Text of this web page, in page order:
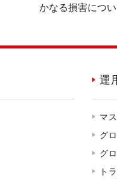
かなる損害につ
運
マ
グ
グ
ト